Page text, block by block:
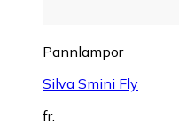
Pannlampor
Silva Smini Fly
fr.